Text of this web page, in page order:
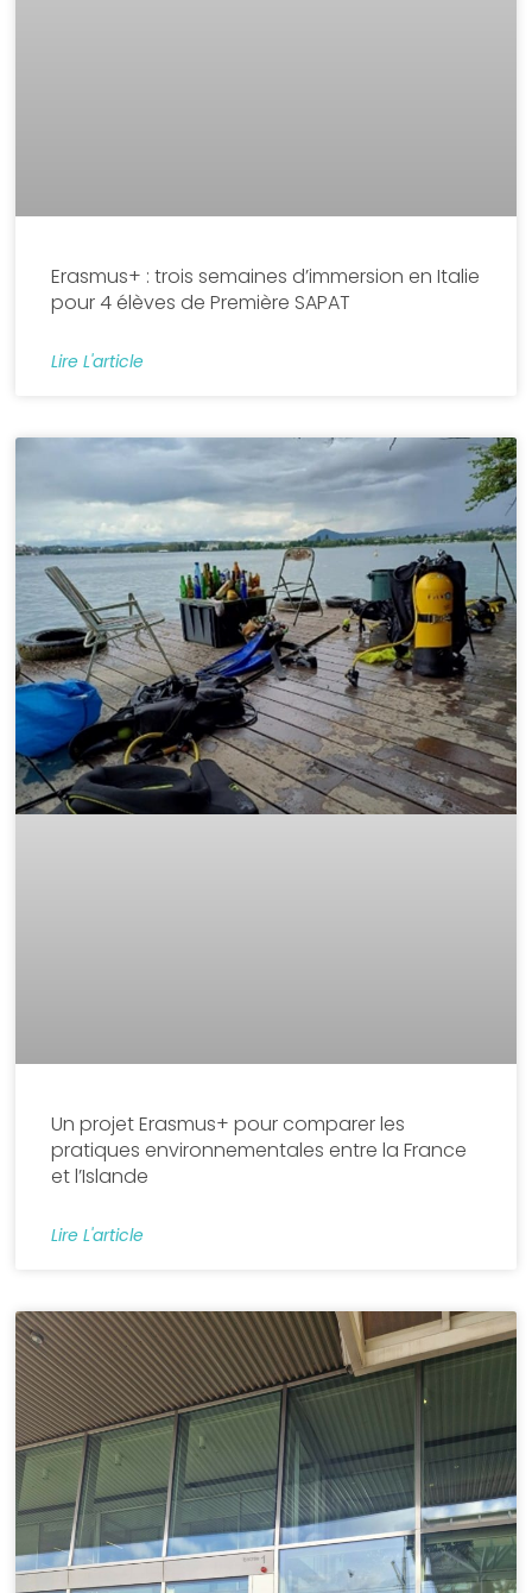
Erasmus+ : trois semaines d’immersion en Italie
pour 4 élèves de Première SAPAT
Lire L'article
Un projet Erasmus+ pour comparer les
pratiques environnementales entre la France
et l’Islande
Lire L'article